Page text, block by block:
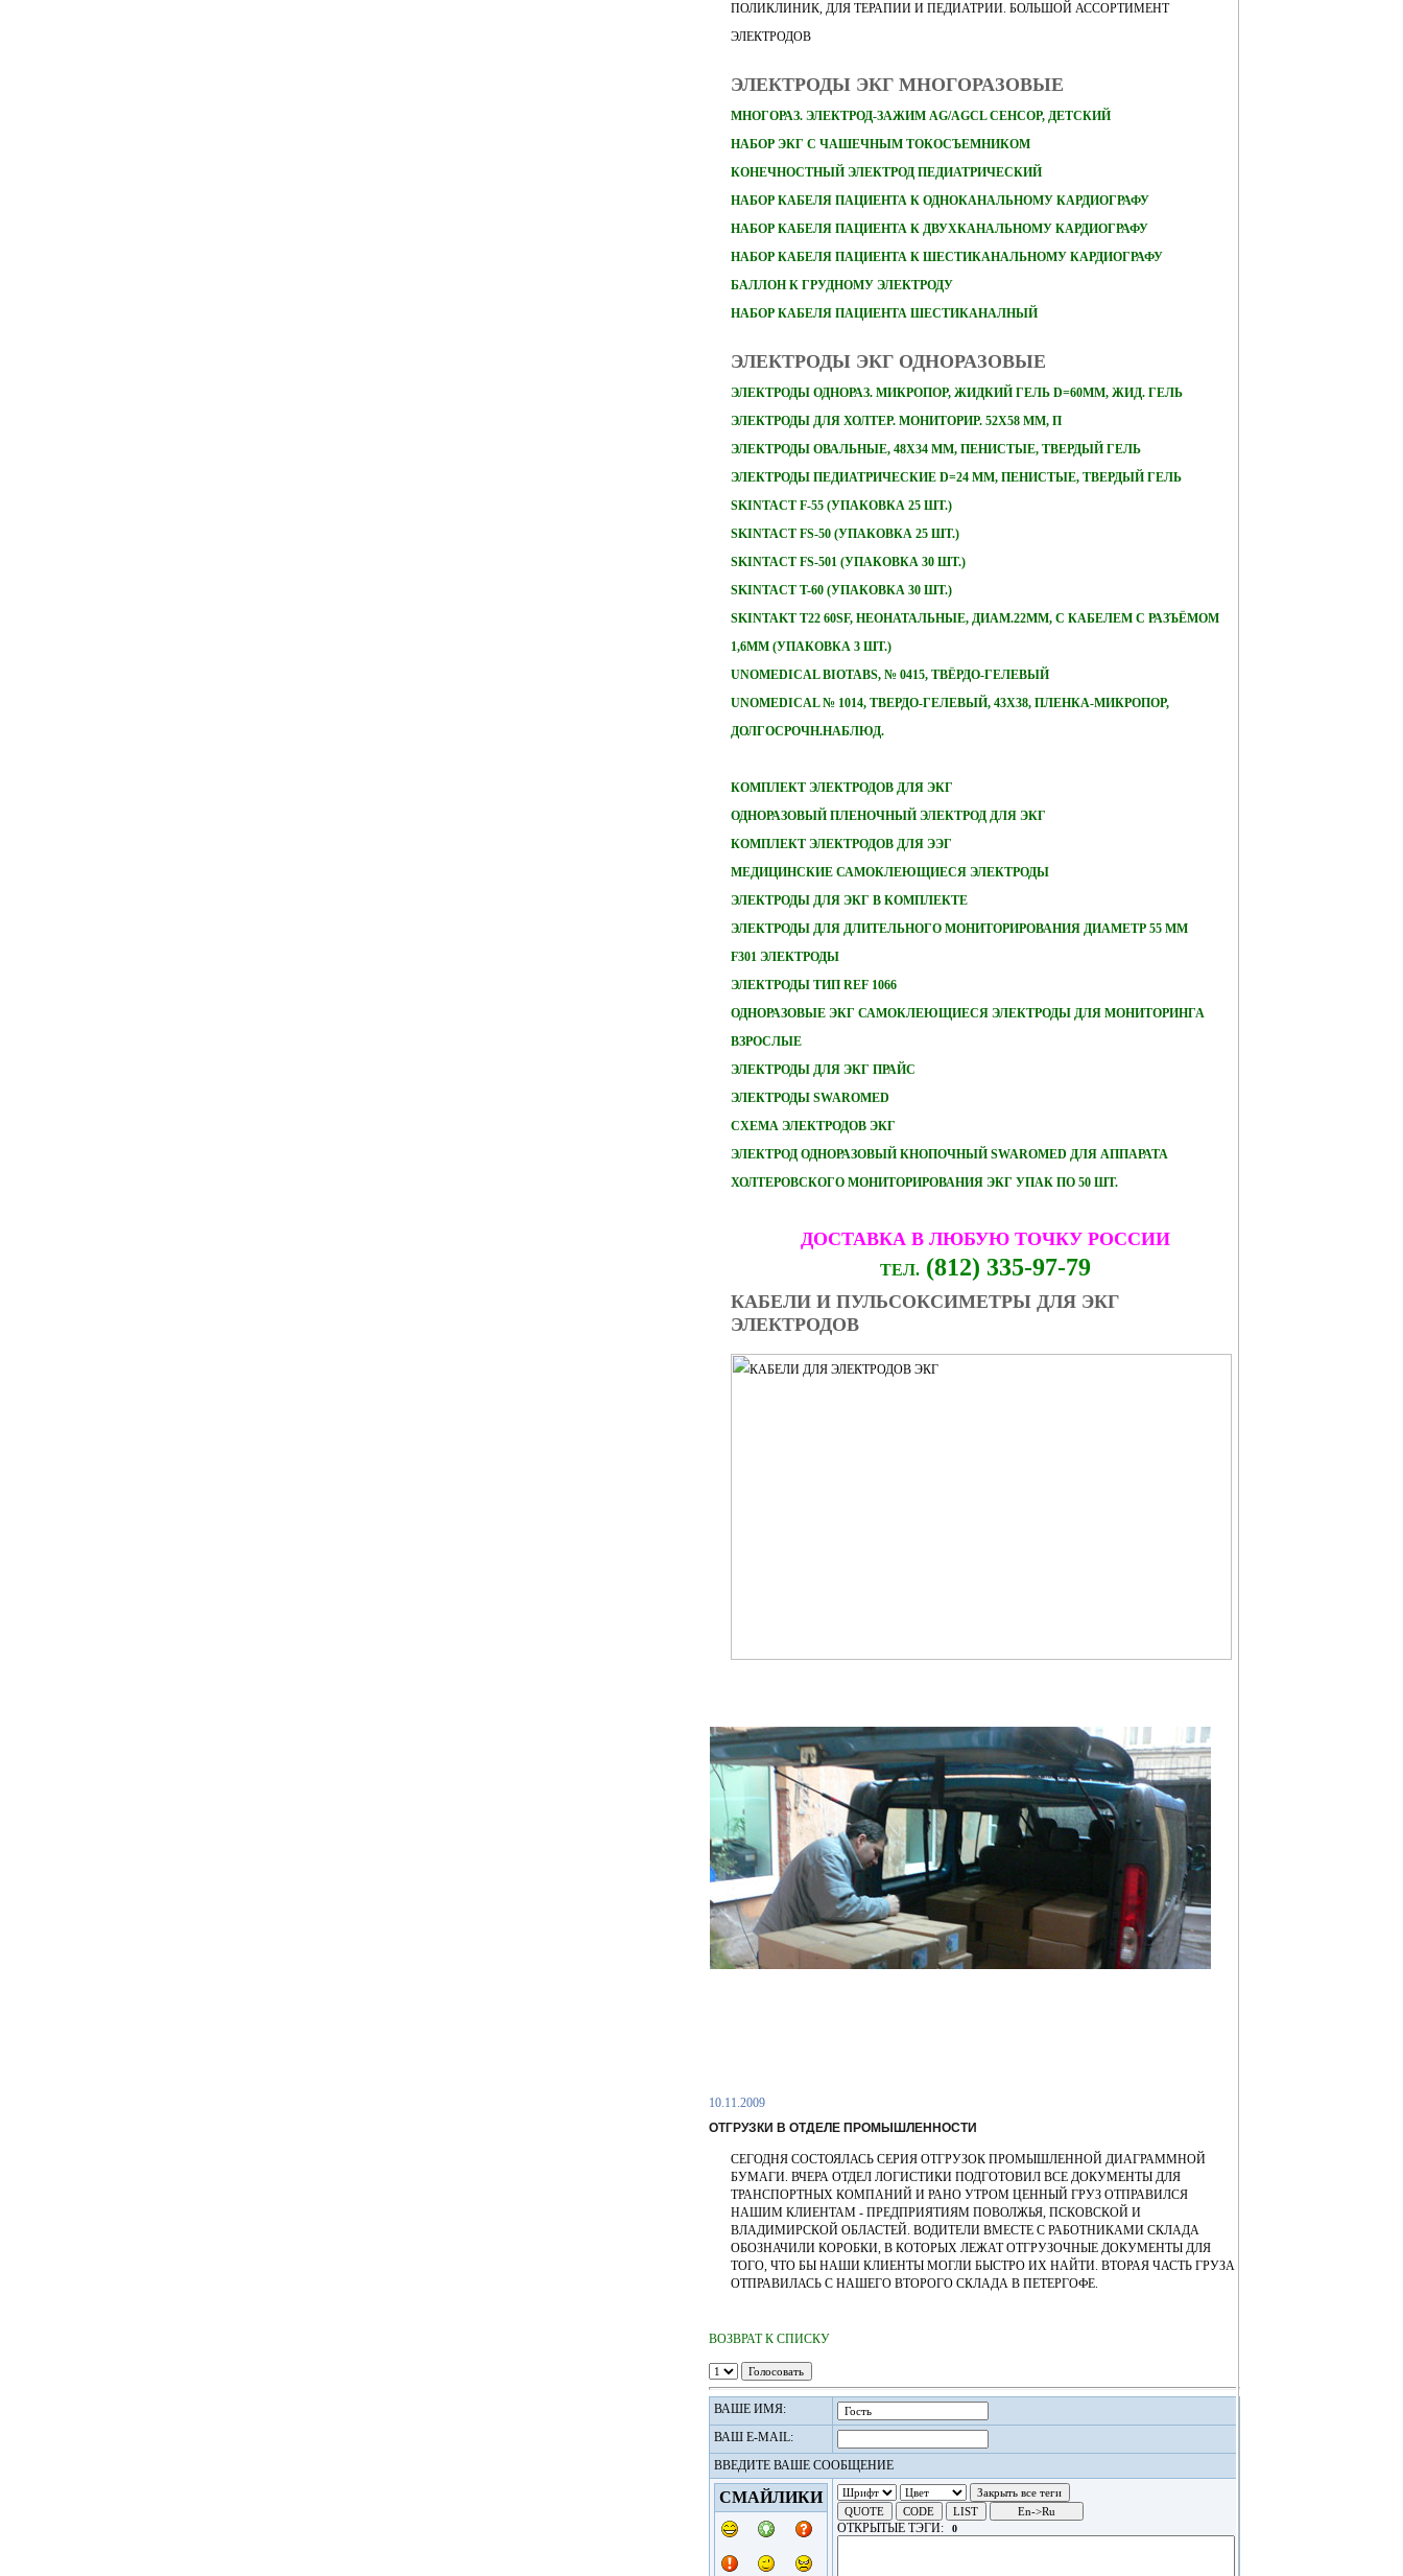
ПОЛИКЛИНИК, ДЛЯ ТЕРАПИИ И ПЕДИАТРИИ. БОЛЬШОЙ АССОРТИМЕНТ
ЭЛЕКТРОДОВ
ЭЛЕКТРОДЫ ЭКГ МНОГОРАЗОВЫЕ
МНОГОРАЗ. ЭЛЕКТРОД-ЗАЖИМ AG/AGCL СЕНСОР, ДЕТСКИЙ
НАБОР ЭКГ С ЧАШЕЧНЫМ ТОКОСЪЕМНИКОМ
КОНЕЧНОСТНЫЙ ЭЛЕКТРОД ПЕДИАТРИЧЕСКИЙ
НАБОР КАБЕЛЯ ПАЦИЕНТА К ОДНОКАНАЛЬНОМУ КАРДИОГРАФУ
НАБОР КАБЕЛЯ ПАЦИЕНТА К ДВУХКАНАЛЬНОМУ КАРДИОГРАФУ
НАБОР КАБЕЛЯ ПАЦИЕНТА К ШЕСТИКАНАЛЬНОМУ КАРДИОГРАФУ
БАЛЛОН К ГРУДНОМУ ЭЛЕКТРОДУ
НАБОР КАБЕЛЯ ПАЦИЕНТА ШЕСТИКАНАЛНЫЙ
ЭЛЕКТРОДЫ ЭКГ ОДНОРАЗОВЫЕ
ЭЛЕКТРОДЫ ОДНОРАЗ. МИКРОПОР, ЖИДКИЙ ГЕЛЬ D=60ММ, ЖИД. ГЕЛЬ
ЭЛЕКТРОДЫ ДЛЯ ХОЛТЕР. МОНИТОРИР. 52Х58 ММ, П
ЭЛЕКТРОДЫ ОВАЛЬНЫЕ, 48Х34 ММ, ПЕНИСТЫЕ, ТВЕРДЫЙ ГЕЛЬ
ЭЛЕКТРОДЫ ПЕДИАТРИЧЕСКИЕ D=24 ММ, ПЕНИСТЫЕ, ТВЕРДЫЙ ГЕЛЬ
SKINTACT F-55 (УПАКОВКА 25 ШТ.)
SKINTACT FS-50 (УПАКОВКА 25 ШТ.)
SKINTACT FS-501 (УПАКОВКА 30 ШТ.)
SKINTACT T-60 (УПАКОВКА 30 ШТ.)
SKINTAKT T22 60SF, НЕОНАТАЛЬНЫЕ, ДИАМ.22ММ, С КАБЕЛЕМ С РАЗЪЁМОМ
1,6ММ (УПАКОВКА 3 ШТ.)
UNOMEDICAL BIOTABS, № 0415, ТВЁРДО-ГЕЛЕВЫЙ
UNOMEDICAL № 1014, ТВЕРДО-ГЕЛЕВЫЙ, 43Х38, ПЛЕНКА-МИКРОПОР,
ДОЛГОСРОЧН.НАБЛЮД.
КОМПЛЕКТ ЭЛЕКТРОДОВ ДЛЯ ЭКГ
ОДНОРАЗОВЫЙ ПЛЕНОЧНЫЙ ЭЛЕКТРОД ДЛЯ ЭКГ
КОМПЛЕКТ ЭЛЕКТРОДОВ ДЛЯ ЭЭГ
МЕДИЦИНСКИЕ САМОКЛЕЮЩИЕСЯ ЭЛЕКТРОДЫ
ЭЛЕКТРОДЫ ДЛЯ ЭКГ В КОМПЛЕКТЕ
ЭЛЕКТРОДЫ ДЛЯ ДЛИТЕЛЬНОГО МОНИТОРИРОВАНИЯ ДИАМЕТР 55 ММ
F301 ЭЛЕКТРОДЫ
ЭЛЕКТРОДЫ ТИП REF 1066
ОДНОРАЗОВЫЕ ЭКГ САМОКЛЕЮЩИЕСЯ ЭЛЕКТРОДЫ ДЛЯ МОНИТОРИНГА
ВЗРОСЛЫЕ
ЭЛЕКТРОДЫ ДЛЯ ЭКГ ПРАЙС
ЭЛЕКТРОДЫ SWAROMED
СХЕМА ЭЛЕКТРОДОВ ЭКГ
ЭЛЕКТРОД ОДНОРАЗОВЫЙ КНОПОЧНЫЙ SWAROMED ДЛЯ АППАРАТА
ХОЛТЕРОВСКОГО МОНИТОРИРОВАНИЯ ЭКГ УПАК ПО 50 ШТ.
ДОСТАВКА В ЛЮБУЮ ТОЧКУ РОССИИ
ТЕЛ. (812) 335-97-79
КАБЕЛИ И ПУЛЬСОКСИМЕТРЫ ДЛЯ ЭКГ
ЭЛЕКТРОДОВ
10.11.2009
ОТГРУЗКИ В ОТДЕЛЕ ПРОМЫШЛЕННОСТИ
СЕГОДНЯ СОСТОЯЛАСЬ СЕРИЯ ОТГРУЗОК ПРОМЫШЛЕННОЙ ДИАГРАММНОЙ
БУМАГИ. ВЧЕРА ОТДЕЛ ЛОГИСТИКИ ПОДГОТОВИЛ ВСЕ ДОКУМЕНТЫ ДЛЯ
ТРАНСПОРТНЫХ КОМПАНИЙ И РАНО УТРОМ ЦЕННЫЙ ГРУЗ ОТПРАВИЛСЯ
НАШИМ КЛИЕНТАМ - ПРЕДПРИЯТИЯМ ПОВОЛЖЬЯ, ПСКОВСКОЙ И
ВЛАДИМИРСКОЙ ОБЛАСТЕЙ. ВОДИТЕЛИ ВМЕСТЕ С РАБОТНИКАМИ СКЛАДА
ОБОЗНАЧИЛИ КОРОБКИ, В КОТОРЫХ ЛЕЖАТ ОТГРУЗОЧНЫЕ ДОКУМЕНТЫ ДЛЯ
ТОГО, ЧТО БЫ НАШИ КЛИЕНТЫ МОГЛИ БЫСТРО ИХ НАЙТИ. ВТОРАЯ ЧАСТЬ ГРУЗА
ОТПРАВИЛАСЬ С НАШЕГО ВТОРОГО СКЛАДА В ПЕТЕРГОФЕ.
ВОЗВРАТ К СПИСКУ
ВАШЕ ИМЯ:
ВАШ E-MAIL:
ВВЕДИТЕ ВАШЕ СООБЩЕНИЕ
СМАЙЛИКИ
ОТКРЫТЫЕ ТЭГИ: